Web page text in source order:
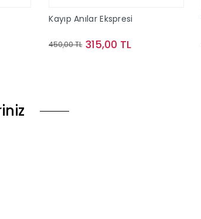
Kayıp Anılar Ekspresi
450,00 TL 315,00 TL